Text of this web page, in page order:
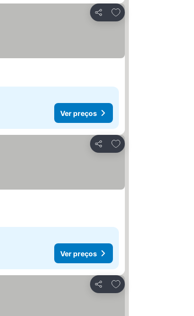
Partilhar
Adicionar aos favoritos
Ver preços
Partilhar
Adicionar aos favoritos
Ver preços
Partilhar
Adicionar aos favoritos